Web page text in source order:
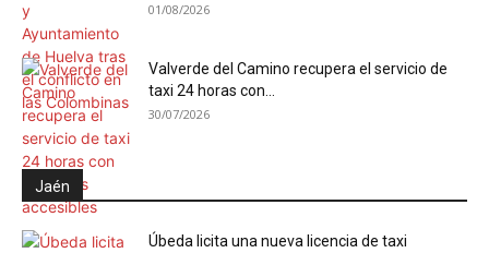
01/08/2026
Valverde del Camino recupera el servicio de
taxi 24 horas con...
30/07/2026
Jaén
Úbeda licita una nueva licencia de taxi